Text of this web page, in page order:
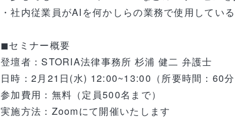
・社内従業員がAIを何かしらの業務で使用してい
◼︎セミナー概要
登壇者：STORIA法律事務所 杉浦 健二 弁護士
日時：2月21日(水) 12:00~13:00（所要時間：60分
参加費用：無料（定員500名まで）
実施方法：Zoomにて開催いたします